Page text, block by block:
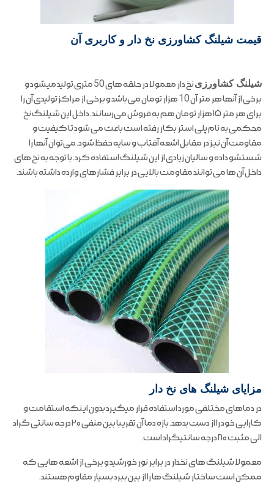
قیمت شیلنگ کشاورزی نخ دار و کاربری آن
شیلنگ کشاورزی
نخ دار معمولا در حلقه های 50 متری تولید میشود و
برخی از آنها هر متر آن 10 هزار تومان می باشد و برخی از مراکز تولیدی آن را
برای هر متر ۱۵ هزار تومان هم به فروش می‌رسانند. داخل این شیلنگ نخ
محکمی به نام پلی استر بکار رفته است باعث می شود تا کیفیت و
مقاومت آن نیز در مقابل اشعه آفتاب و سایه حفظ شود. می‌توان آنها را
شستشو داده و سالیان زیادی از این شیلنگ استفاده کرد. با توجه به نخ های
داخل آن ها می توانند مقاومت بالایی در برابر فشارهای وارده داشته باشند.
مزایای شیلنگ های نخ دار
در دماهای مختلفی مورد استفاده قرار میگیرد بدون اینکه استقامت و
کارایی خود را از دست بدهد. بازه دما آن تقریبا بین منفی ۲۰ درجه سانتی گراد
الی مثبت ۸۰ درجه سانتیگراد است.
معمولا شیلنگ های نخدار در برابر نور خورشید و برخی از اشعه هایی که
ممکن است ساختار شیلنگ ها را از بین ببرد بسیار مقاوم هستند.